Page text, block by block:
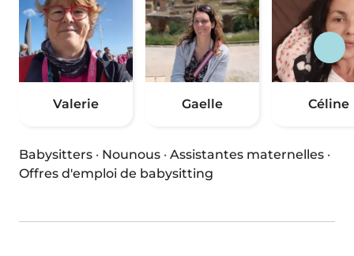
Valerie Gaelle Céline
Babysitters · Nounous · Assistantes maternelles ·
Offres d'emploi de babysitting